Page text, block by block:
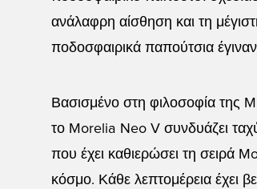
ανάλαφρη αίσθηση και τη
ποδοσφαιρικά παπούτσια
Βασισμένο στη φιλοσοφία της
το Morelia Neo V συνδυάζει
που έχει καθιερώσει τη σειρά
κόσμο. Κάθε λεπτομέρεια έχει